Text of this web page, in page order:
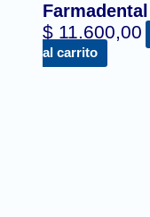
Farmadental
$ 11.600,00
al carrito